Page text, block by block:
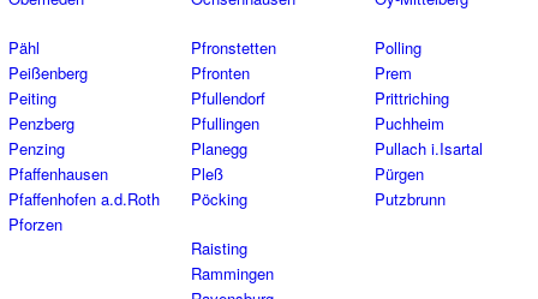
Pähl
Peißenberg
Peiting
Penzberg
Penzing
Pfaffenhausen
Pfaffenhofen a.d.Roth
Pforzen
Pfronstetten
Pfronten
Pfullendorf
Pfullingen
Planegg
Pleß
Pöcking
Polling
Prem
Prittriching
Puchheim
Pullach i.Isartal
Pürgen
Putzbrunn
Raisting
Rammingen